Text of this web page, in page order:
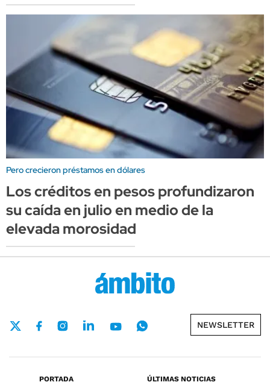
Pero crecieron préstamos en dólares
Los créditos en pesos profundizaron
su caída en julio en medio de la
elevada morosidad
NEWSLETTER
PORTADA
ÚLTIMAS NOTICIAS